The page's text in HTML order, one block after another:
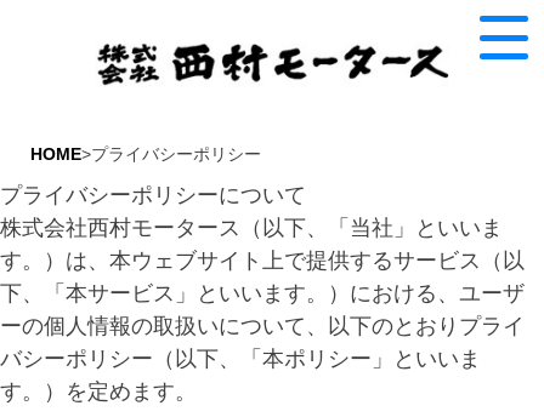
HOME>プライバシーポリシー
プライバシーポリシーについて
株式会社西村モータース（以下、「当社」といいま
す。）は、本ウェブサイト上で提供するサービス（以
下、「本サービス」といいます。）における、ユーザ
ーの個人情報の取扱いについて、以下のとおりプライ
バシーポリシー（以下、「本ポリシー」といいま
す。）を定めます。